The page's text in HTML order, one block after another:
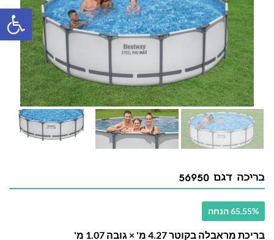
בריכה דגם 56950
65.55% הנחה
בריכת מראבלה בקוטר 4.27 מ' × גובה 1.07 מ'